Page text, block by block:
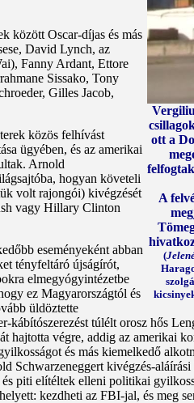
ott a
A
(
között Oscar-díjas és más
David Lynch, az
Fanny Ardant, Ettore
Sissako, Tony
Gilles Jacob,
közös felhívást
ügyében, és az amerikai
Arnold
hogyan követeli
volt rajongói) kivégzését
vagy Hillary Clinton
eseményeként abban
tényfeltáró újságírót,
elmegyógyintézetbe
ez Magyarországtól és
üldöztette
túlélt orosz hős
hajtotta végre, addig az amerikai
és más kiemelkedő
Schwarzeneggert kivégzés-
piti elítéltek elleni politikai
kezdheti az FBI-jal, és meg